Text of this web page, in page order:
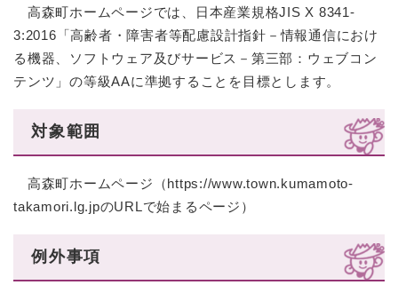
高森町ホームページでは、日本産業規格JIS X 8341-
3:2016「高齢者・障害者等配慮設計指針－情報通信におけ
る機器、ソフトウェア及びサービス－第三部：ウェブコン
テンツ」の等級AAに準拠することを目標とします。
対象範囲
高森町ホームページ（https://www.town.kumamoto-
takamori.lg.jpのURLで始まるページ）
例外事項